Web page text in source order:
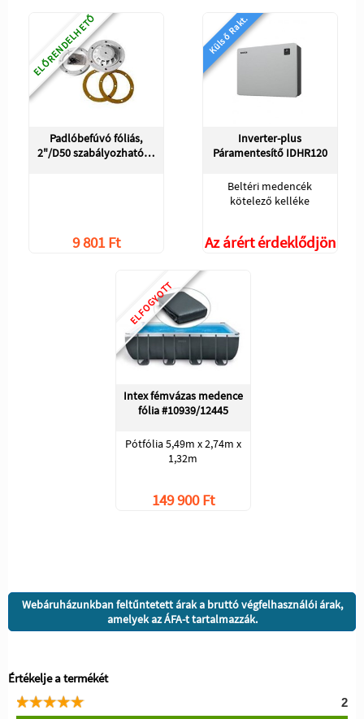
ELŐRENDELHETŐ
Padlóbefúvó fóliás,
2"/D50 szabályozható…
9 801 Ft
Külső Rakt.
Inverter-plus
Páramentesítő IDHR120
Beltéri medencék
kötelező kelléke
Az árért érdeklődjön
ELFOGYOTT
Intex fémvázas medence
fólia #10939/12445
Pótfólia 5,49m x 2,74m x
1,32m
149 900 Ft
Webáruházunkban feltűntetett árak a bruttó végfelhasználói árak,
amelyek az ÁFA-t tartalmazzák.
Értékelje a termékét
2